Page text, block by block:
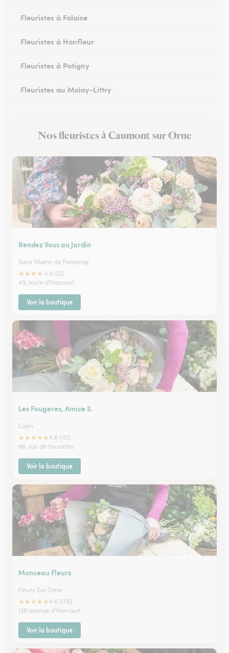
Fleuristes à Falaise
Fleuristes à Honfleur
Fleuristes à Potigny
Fleuristes au Molay-Littry
Fleuristes à Saint-Martin-de-Fontenay
Nos fleuristes à Caumont sur Orne
Rendez Vous au Jardin
Saint Martin de Fontenay
★★★★
4 (22)
49, route d'Harcourt
Voir la boutique
Les Fougeres, Amice S.
Caen
★★★★★4.6 (131)
68, rue de Vaucelles
Voir la boutique
Monceau Fleurs
Fleury Sur Orne
★★★★★4.6 (178)
138 avenue d'Harcourt
Voir la boutique